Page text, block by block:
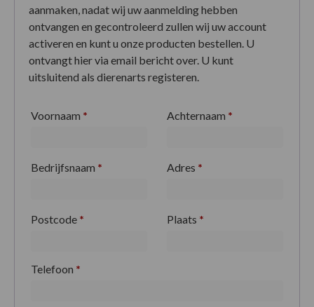
aanmaken, nadat wij uw aanmelding hebben
ontvangen en gecontroleerd zullen wij uw account
activeren en kunt u onze producten bestellen. U
ontvangt hier via email bericht over. U kunt
uitsluitend als dierenarts registeren.
Voornaam * Achternaam *
Bedrijfsnaam * Adres *
Postcode * Plaats *
Telefoon *